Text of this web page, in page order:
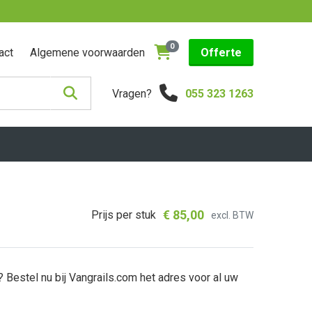
Algemene voorwaarden 0 Offerte
Vragen? 055 323 1263
Prijs per stuk € 85,00 excl. BTW
Bestel nu bij Vangrails.com het adres voor al uw